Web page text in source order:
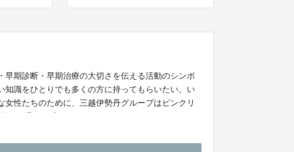
早期診断・早期治療の大切さを伝える活動のシンボ
知識をひとりでも多くの方に持ってもらいたい。い
性たちのために、三越伊勢丹グループはピンクリ